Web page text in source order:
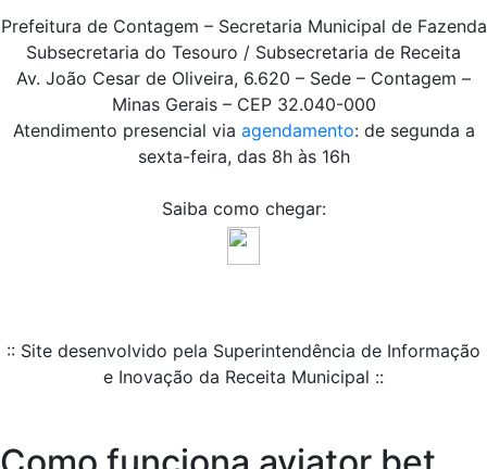
Prefeitura de Contagem – Secretaria Municipal de Fazenda
Subsecretaria do Tesouro / Subsecretaria de Receita
Av. João Cesar de Oliveira, 6.620 – Sede – Contagem –
Minas Gerais – CEP 32.040-000
Atendimento presencial via agendamento: de segunda a
sexta-feira, das 8h às 16h
Saiba como chegar:
:: Site desenvolvido pela Superintendência de Informação
e Inovação da Receita Municipal ::